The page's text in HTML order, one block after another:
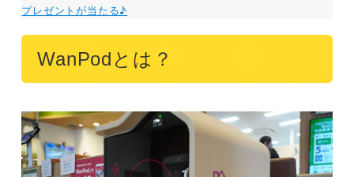
プレゼントが当たる♪
WanPodとは？